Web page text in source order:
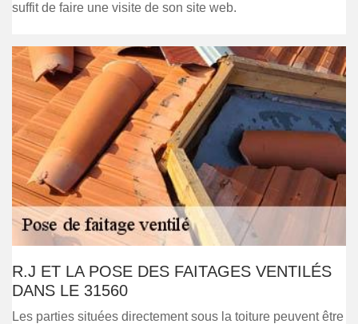
suffit de faire une visite de son site web.
R.J ET LA POSE DES FAITAGES VENTILÉS
DANS LE 31560
Les parties situées directement sous la toiture peuvent être